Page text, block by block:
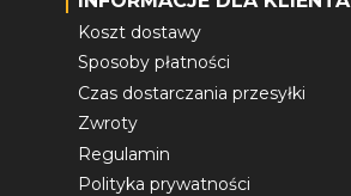
Koszt dostawy
Sposoby płatności
Czas dostarczania przesyłki
Zwroty
Regulamin
Polityka prywatności